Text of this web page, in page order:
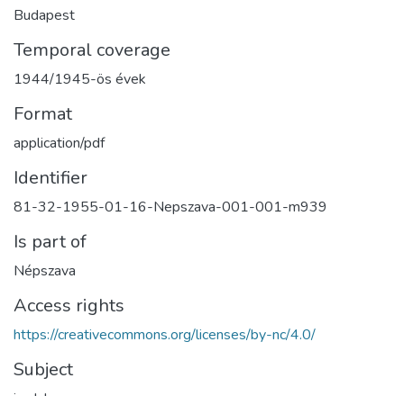
Budapest
Temporal coverage
1944/1945-ös évek
Format
application/pdf
Identifier
81-32-1955-01-16-Nepszava-001-001-m939
Is part of
Népszava
Access rights
https://creativecommons.org/licenses/by-nc/4.0/
Subject